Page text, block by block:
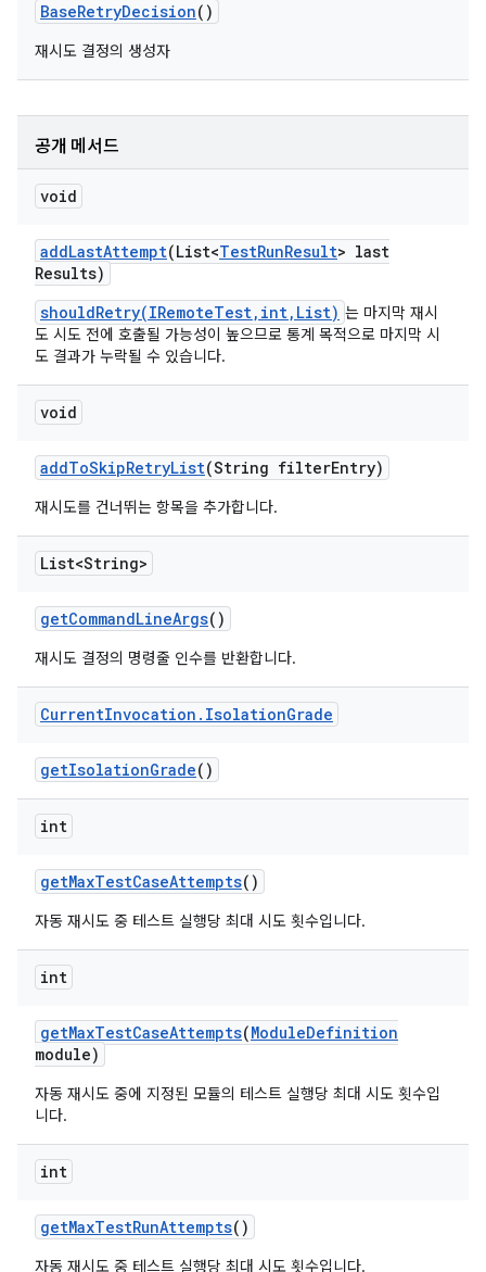
BaseRetryDecision()
재시도 결정의 생성자
공개 메서드
void
addLastAttempt(List<TestRunResult> last
Results)
shouldRetry(IRemoteTest,int,List) 는 마지막 재시
도 시도 전에 호출될 가능성이 높으므로 통계 목적으로 마지막 시
도 결과가 누락될 수 있습니다.
void
addToSkipRetryList(String filterEntry)
재시도를 건너뛰는 항목을 추가합니다.
List<String>
getCommandLineArgs()
재시도 결정의 명령줄 인수를 반환합니다.
CurrentInvocation . IsolationGrade
getIsolationGrade()
int
getMaxTestCaseAttempts()
자동 재시도 중 테스트 실행당 최대 시도 횟수입니다.
int
getMaxTestCaseAttempts(ModuleDefinition
module)
자동 재시도 중에 지정된 모듈의 테스트 실행당 최대 시도 횟수입
니다.
int
getMaxTestRunAttempts()
자동 재시도 중 테스트 실행당 최대 시도 횟수입니다.